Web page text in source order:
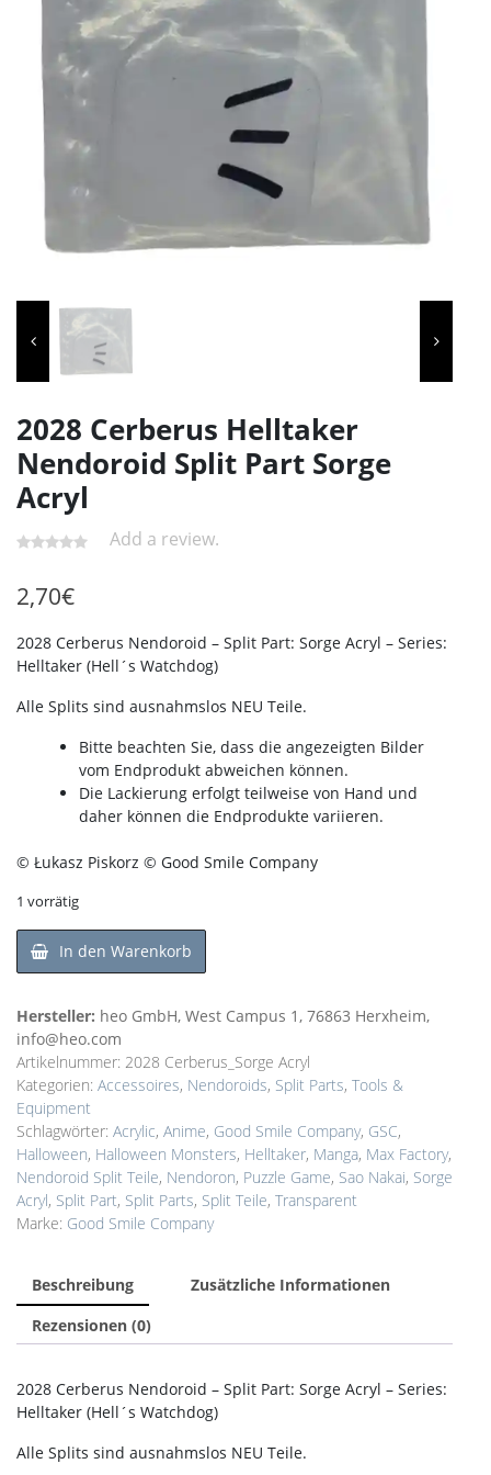
2028 Cerberus Helltaker
Nendoroid Split Part Sorge
Acryl
Add a review.
2,70€
2028 Cerberus Nendoroid – Split Part: Sorge Acryl – Series:
Helltaker (Hell´s Watchdog)
Alle Splits sind ausnahmslos NEU Teile.
Bitte beachten Sie, dass die angezeigten Bilder
vom Endprodukt abweichen können.
Die Lackierung erfolgt teilweise von Hand und
daher können die Endprodukte variieren.
© Łukasz Piskorz © Good Smile Company
1 vorrätig
In den Warenkorb
Hersteller: heo GmbH, West Campus 1, 76863 Herxheim,
info@heo.com
Artikelnummer: 2028 Cerberus_Sorge Acryl
Kategorien: Accessoires, Nendoroids, Split Parts, Tools &
Equipment
Schlagwörter: Acrylic, Anime, Good Smile Company, GSC,
Halloween, Halloween Monsters, Helltaker, Manga, Max Factory,
Nendoroid Split Teile, Nendoron, Puzzle Game, Sao Nakai, Sorge
Acryl, Split Part, Split Parts, Split Teile, Transparent
Marke: Good Smile Company
Beschreibung
Zusätzliche Informationen
Rezensionen (0)
2028 Cerberus Nendoroid – Split Part: Sorge Acryl – Series:
Helltaker (Hell´s Watchdog)
Alle Splits sind ausnahmslos NEU Teile.